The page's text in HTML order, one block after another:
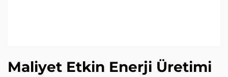
Maliyet Etkin Enerji Üretimi